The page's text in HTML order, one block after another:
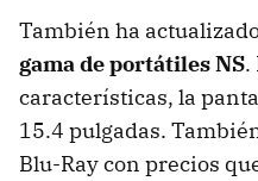
También ha
gama de portátiles NS.
características, la
15.4 pulgadas.
Blu-Ray con precios